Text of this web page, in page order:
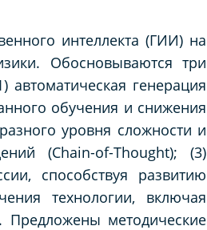
интеллекта (ГИИ) на
Обосновываются три
генерация
обучения и снижения
уровня сложности и
(Chain-of-Thought); (3)
способствуя развитию
технологии, включая
Предложены методические